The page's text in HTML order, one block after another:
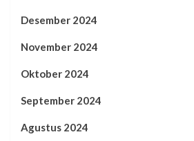
Desember 2024
November 2024
Oktober 2024
September 2024
Agustus 2024